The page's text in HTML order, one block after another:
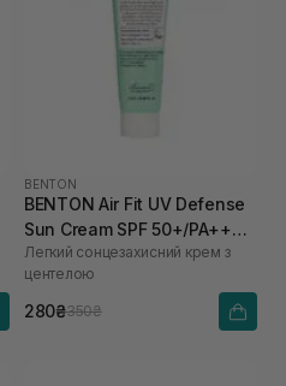
BENTON
BENTON Air Fit UV Defense
Sun Cream SPF 50+/PA++++
12 мл
Легкий сонцезахисний крем з
центелою
280₴350₴